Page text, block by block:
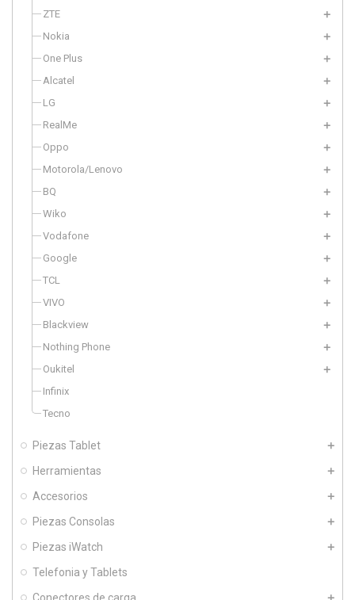
ZTE
Nokia
One Plus
Alcatel
LG
RealMe
Oppo
Motorola/Lenovo
BQ
Wiko
Vodafone
Google
TCL
VIVO
Blackview
Nothing Phone
Oukitel
Infinix
Tecno
Piezas Tablet
Herramientas
Accesorios
Piezas Consolas
Piezas iWatch
Telefonia y Tablets